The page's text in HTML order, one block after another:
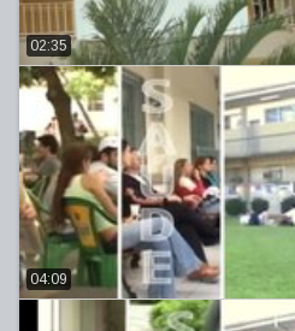
02:35
04:09